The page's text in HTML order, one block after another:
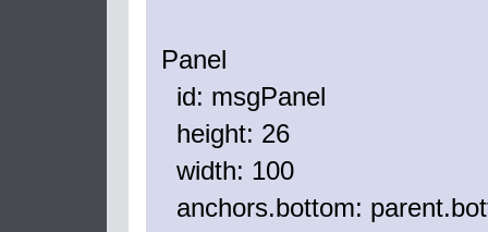
Panel
id: msgPanel
height: 26
width: 100
anchors.bottom: